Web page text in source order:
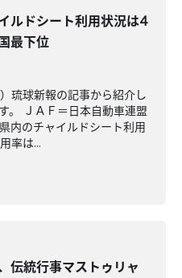
ルドシート利用状況は4
最下位
琉球新報の記事から紹介し
。 ＪＡＦ＝日本自動車連盟
内のチャイルドシート利用
率は...
伝統行事マストゥリャ